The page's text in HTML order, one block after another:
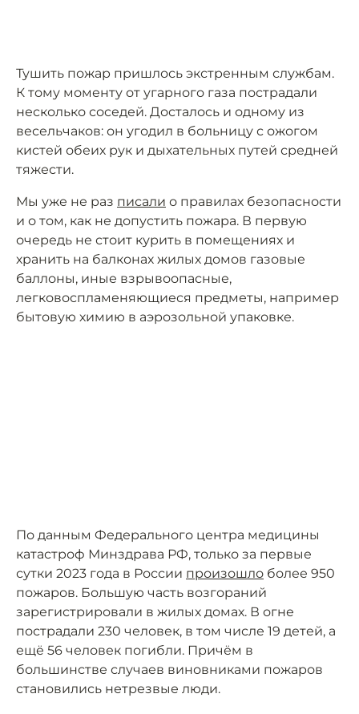
Тушить пожар пришлось экстренным службам.
К тому моменту от угарного газа пострадали
несколько соседей. Досталось и одному из
весельчаков: он угодил в больницу с ожогом
кистей обеих рук и дыхательных путей средней
тяжести.
Мы уже не раз писали о правилах безопасности
и о том, как не допустить пожара. В первую
очередь не стоит курить в помещениях и
хранить на балконах жилых домов газовые
баллоны, иные взрывоопасные,
легковоспламеняющиеся предметы, например
бытовую химию в аэрозольной упаковке.
По данным Федерального центра медицины
катастроф Минздрава РФ, только за первые
сутки 2023 года в России произошло более 950
пожаров. Большую часть возгораний
зарегистрировали в жилых домах. В огне
пострадали 230 человек, в том числе 19 детей, а
ещё 56 человек погибли. Причём в
большинстве случаев виновниками пожаров
становились нетрезвые люди.